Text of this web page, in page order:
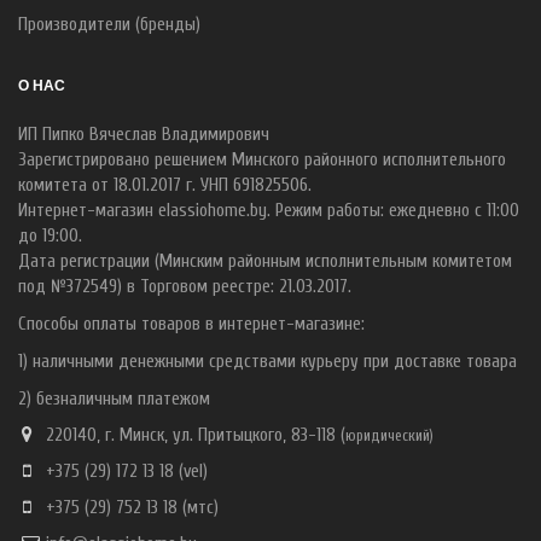
Производители (бренды)
О НАС
ИП Пипко Вячеслав Владимирович
Зарегистрировано решением Минского районного исполнительного
комитета от 18.01.2017 г. УНП 691825506.
Интернет-магазин elassiohome.by. Режим работы: ежедневно с 11:00
до 19:00.
Дата регистрации (Минским районным исполнительным комитетом
под №372549) в Торговом реестре: 21.03.2017.
Способы оплаты товаров в интернет-магазине:
1) наличными денежными средствами курьеру при доставке товара
2) безналичным платежом
220140, г. Минск, ул. Притыцкого, 83-118 (юридический)
+375 (29) 172 13 18 (vel)
+375 (29) 752 13 18 (мтс)